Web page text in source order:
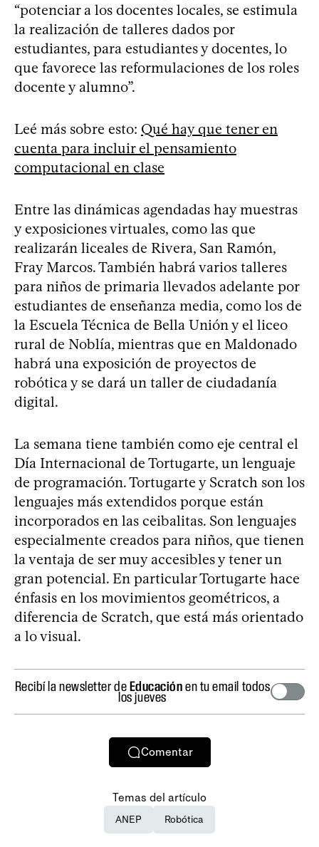
“potenciar a los docentes locales, se estimula
la realización de talleres dados por
estudiantes, para estudiantes y docentes, lo
que favorece las reformulaciones de los roles
docente y alumno”.
Leé más sobre esto: Qué hay que tener en
cuenta para incluir el pensamiento
computacional en clase
Entre las dinámicas agendadas hay muestras
y exposiciones virtuales, como las que
realizarán liceales de Rivera, San Ramón,
Fray Marcos. También habrá varios talleres
para niños de primaria llevados adelante por
estudiantes de enseñanza media, como los de
la Escuela Técnica de Bella Unión y el liceo
rural de Noblía, mientras que en Maldonado
habrá una exposición de proyectos de
robótica y se dará un taller de ciudadanía
digital.
La semana tiene también como eje central el
Día Internacional de Tortugarte, un lenguaje
de programación. Tortugarte y Scratch son los
lenguajes más extendidos porque están
incorporados en las ceibalitas. Son lenguajes
especialmente creados para niños, que tienen
la ventaja de ser muy accesibles y tener un
gran potencial. En particular Tortugarte hace
énfasis en los movimientos geométricos, a
diferencia de Scratch, que está más orientado
a lo visual.
Recibí la newsletter deEducaciónen tu email todos
los jueves
Comentar
Temas del artículo
ANEP Robótica